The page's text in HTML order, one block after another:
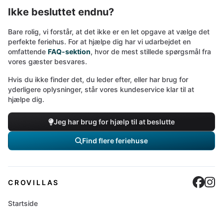
Ikke besluttet endnu?
Bare rolig, vi forstår, at det ikke er en let opgave at vælge det
perfekte feriehus. For at hjælpe dig har vi udarbejdet en
omfattende FAQ-sektion, hvor de mest stillede spørgsmål fra
vores gæster besvares.
Hvis du ikke finder det, du leder efter, eller har brug for
yderligere oplysninger, står vores kundeservice klar til at
hjælpe dig.
Jeg har brug for hjælp til at beslutte
Find flere feriehuse
CROVILLAS
Startside